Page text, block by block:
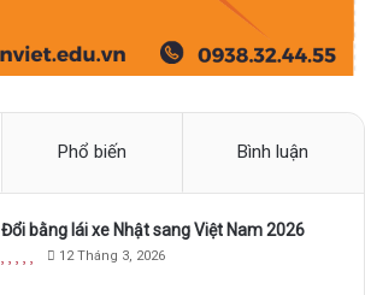
Phổ biến Bình luận
Đổi bằng lái xe Nhật sang Việt Nam 2026
12 Tháng 3, 2026